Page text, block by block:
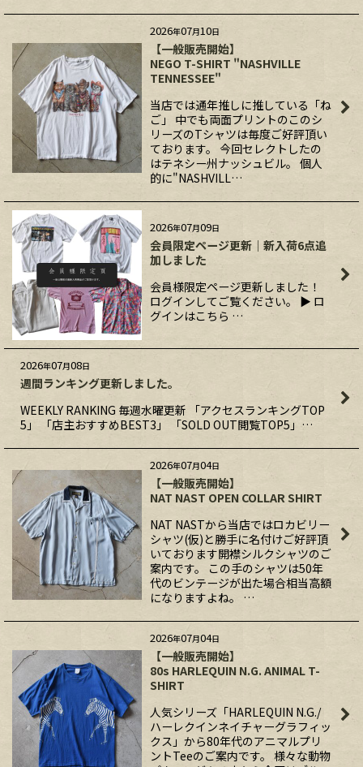
2026年07月10日
【一般販売開始】
NEGO T-SHIRT "NASHVILLE
TENNESSEE"
当店では通年推しに推している「ね
ご」 中でも両面プリントのこのシ
リーズのTシャツは毎度ご好評頂い
ております。 今回セレクトしたの
はテネシー州ナッシュビル。 個人
的に"NASHVILL…
2026年07月09日
会員限定ページ更新｜新入荷6点追
加しました
会員様限定ページ更新しました！
ログインしてご覧ください。 ▶ ロ
グインはこちら …
2026年07月08日
週間ランキング更新しました。
WEEKLY RANKING 毎週水曜更新 「アクセスランキングTOP
5」 「店主おすすめBEST3」 「SOLD OUT閲覧TOP5」…
2026年07月04日
【一般販売開始】
NAT NAST OPEN COLLAR SHIRT
NAT NASTから当店ではロカビリー
シャツ(仮)と勝手に名付けご好評頂
いております開襟シルクシャツのご
案内です。 この手のシャツは50年
代のビンテージが出た場合相当高額
になりますよね。 …
2026年07月04日
【一般販売開始】
80s HARLEQUIN N.G. ANIMAL T-
SHIRT
人気シリーズ「HARLEQUIN N.G./
ハーレクインネイチャーグラフィッ
クス」から80年代のアニマルプリ
ントTeeのご案内です。 様々な動物